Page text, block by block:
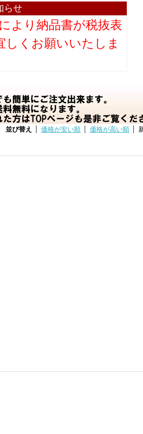
らせ
より納品書が税抜表
くお願いいたしま
並び替え 価格が安い順 価格が高い順